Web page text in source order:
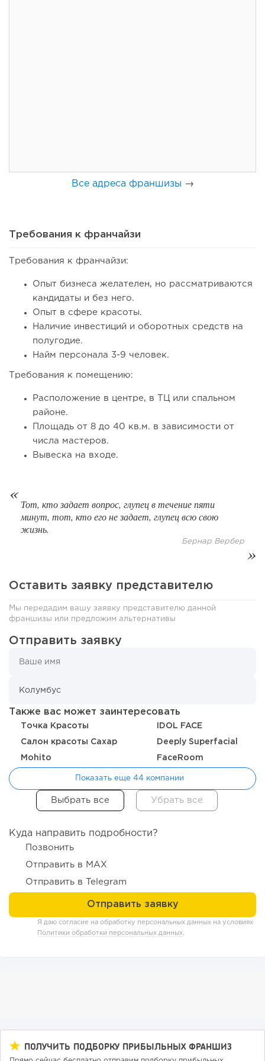
Coffee Way приступил к масштабированию собственной
модели производства...
миллиарды:...
197
Отзыв SSL-сертификатов у банков: как это влияет на
«Прибыль 20 млн в год, а я ездил на метро»: куда в
интернет-магазине...
Все адреса франшизы →
Требования к франчайзи
Требования к франчайзи:
Опыт бизнеса желателен, но рассматриваются
кандидаты и без него.
Опыт в сфере красоты.
Наличие инвестиций и оборотных средств на
полугодие.
Найм персонала 3-9 человек.
Требования к помещению:
Расположение в центре, в ТЦ или спальном
районе.
Площадь от 8 до 40 кв.м. в зависимости от
числа мастеров.
Вывеска на входе.
Тот, кто задает вопрос, глупец в течение пяти
минут, тот, кто его не задает, глупец всю свою
жизнь.
Бернар Вербер
Оставить заявку представителю
Мы передадим вашу заявку представителю данной
франшизы или предложим альтернативы
Отправить заявку
Также вас может заинтересовать
Точка Красоты IDOL FACE
Салон красоты Сахар Deeply Superfacial
Mohito FaceRoom
Показать еще 44 компании
Куда направить подробности?
Позвонить
Отправить в MAX
Отправить в Telegram
Я даю согласие на обработку персональных данных на условиях
Политики обработки персональных данных.
ПОЛУЧИТЬ ПОДБОРКУ ПРИБЫЛЬНЫХ ФРАНШИЗ